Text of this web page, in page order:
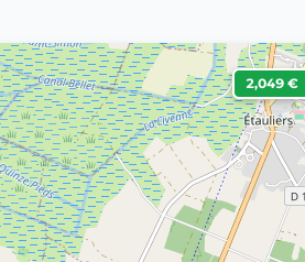
2,049 €